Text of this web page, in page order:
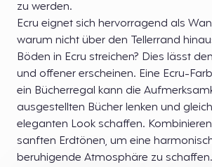
zu werden.
Ecru eignet sich hervorragend als
warum nicht über den Tellerrand
Böden in Ecru streichen? Dies lässt
und offener erscheinen. Eine Ecru-
ein Bücherregal kann die
ausgestellten Bücher lenken und
eleganten Look schaffen.
sanften Erdtönen, um eine
beruhigende Atmosphäre zu schaffen.